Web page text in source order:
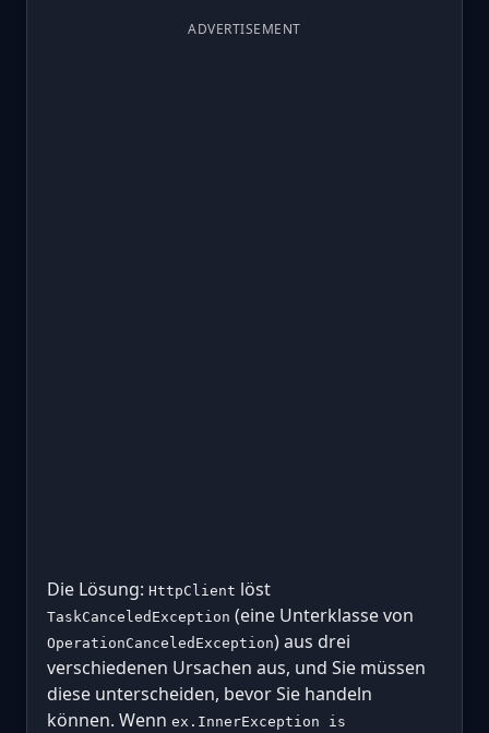
ADVERTISEMENT
Die Lösung: HttpClient löst
TaskCanceledException (eine Unterklasse von
OperationCanceledException) aus drei
verschiedenen Ursachen aus, und Sie müssen
diese unterscheiden, bevor Sie handeln
können. Wenn ex.InnerException is